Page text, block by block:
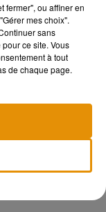
de l’émission
son...
Beautiful Day »
fermer", ou affiner en
mes choix".
sans
ce site. Vous
à tout
de chaque page.